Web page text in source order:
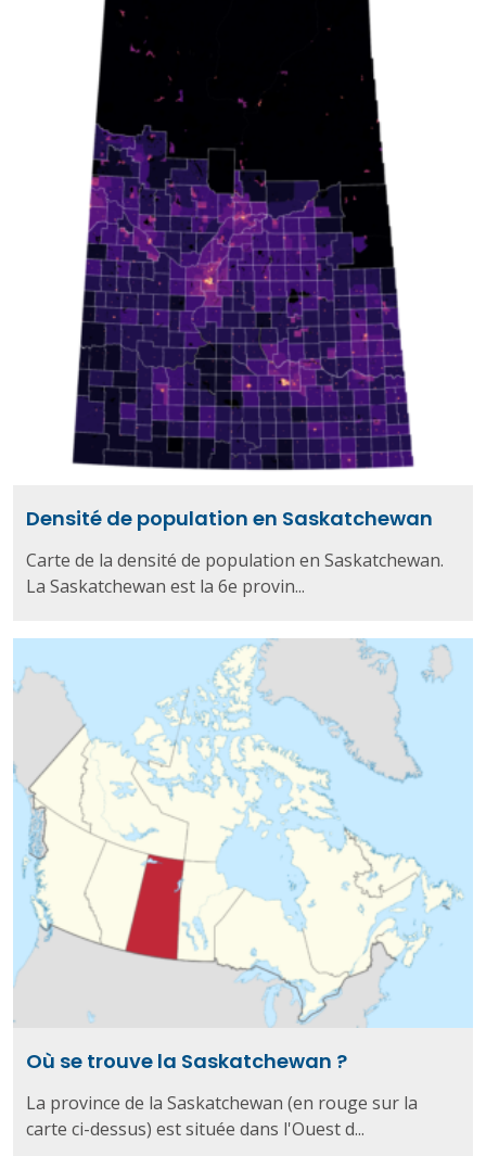
Densité de population en Saskatchewan
Carte de la densité de population en Saskatchewan.
La Saskatchewan est la 6e provin...
Où se trouve la Saskatchewan ?
La province de la Saskatchewan (en rouge sur la
carte ci-dessus) est située dans l'Ouest d...